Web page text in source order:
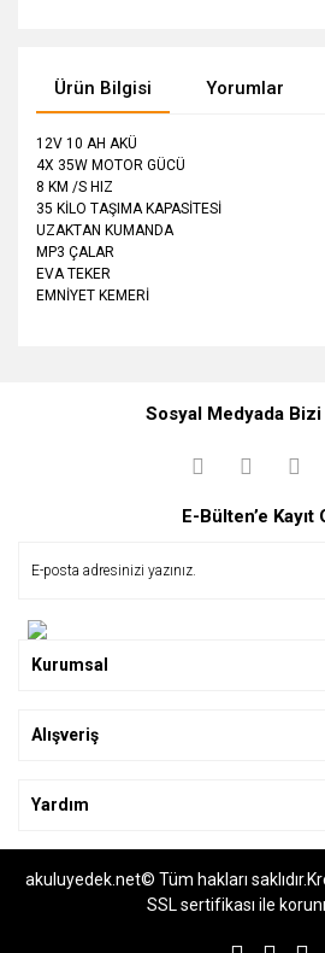
Ürün Bilgisi Yorumlar
12V 10 AH AKÜ
4X 35W MOTOR GÜCÜ
8 KM /S HIZ
35 KİLO TAŞIMA KAPASİTESİ
UZAKTAN KUMANDA
MP3 ÇALAR
EVA TEKER
EMNİYET KEMERİ
Sosyal Medyada Bizi
E-Bülten’e Kayıt
Kurumsal
Alışveriş
Yardım
akuluyedek.net© Tüm hakları
SSL sertifikası ile